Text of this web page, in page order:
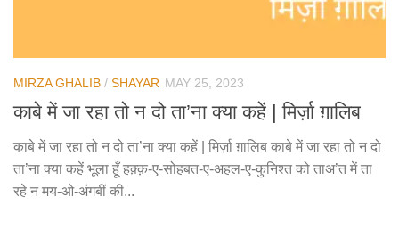
MIRZA GHALIB / SHAYAR MAY 25, 2023
काबे में जा रहा तो न दो ता’ना क्या कहें | मिर्ज़ा ग़ालिब
काबे में जा रहा तो न दो ता’ना क्या कहें | मिर्ज़ा ग़ालिब काबे में जा रहा तो न दो
ता’ना क्या कहें भूला हूँ हक़्क़-ए-सोहबत-ए-अहल-ए-कुनिश्त को ताअ’त में ता
रहे न मय-ओ-अंगबीं की...